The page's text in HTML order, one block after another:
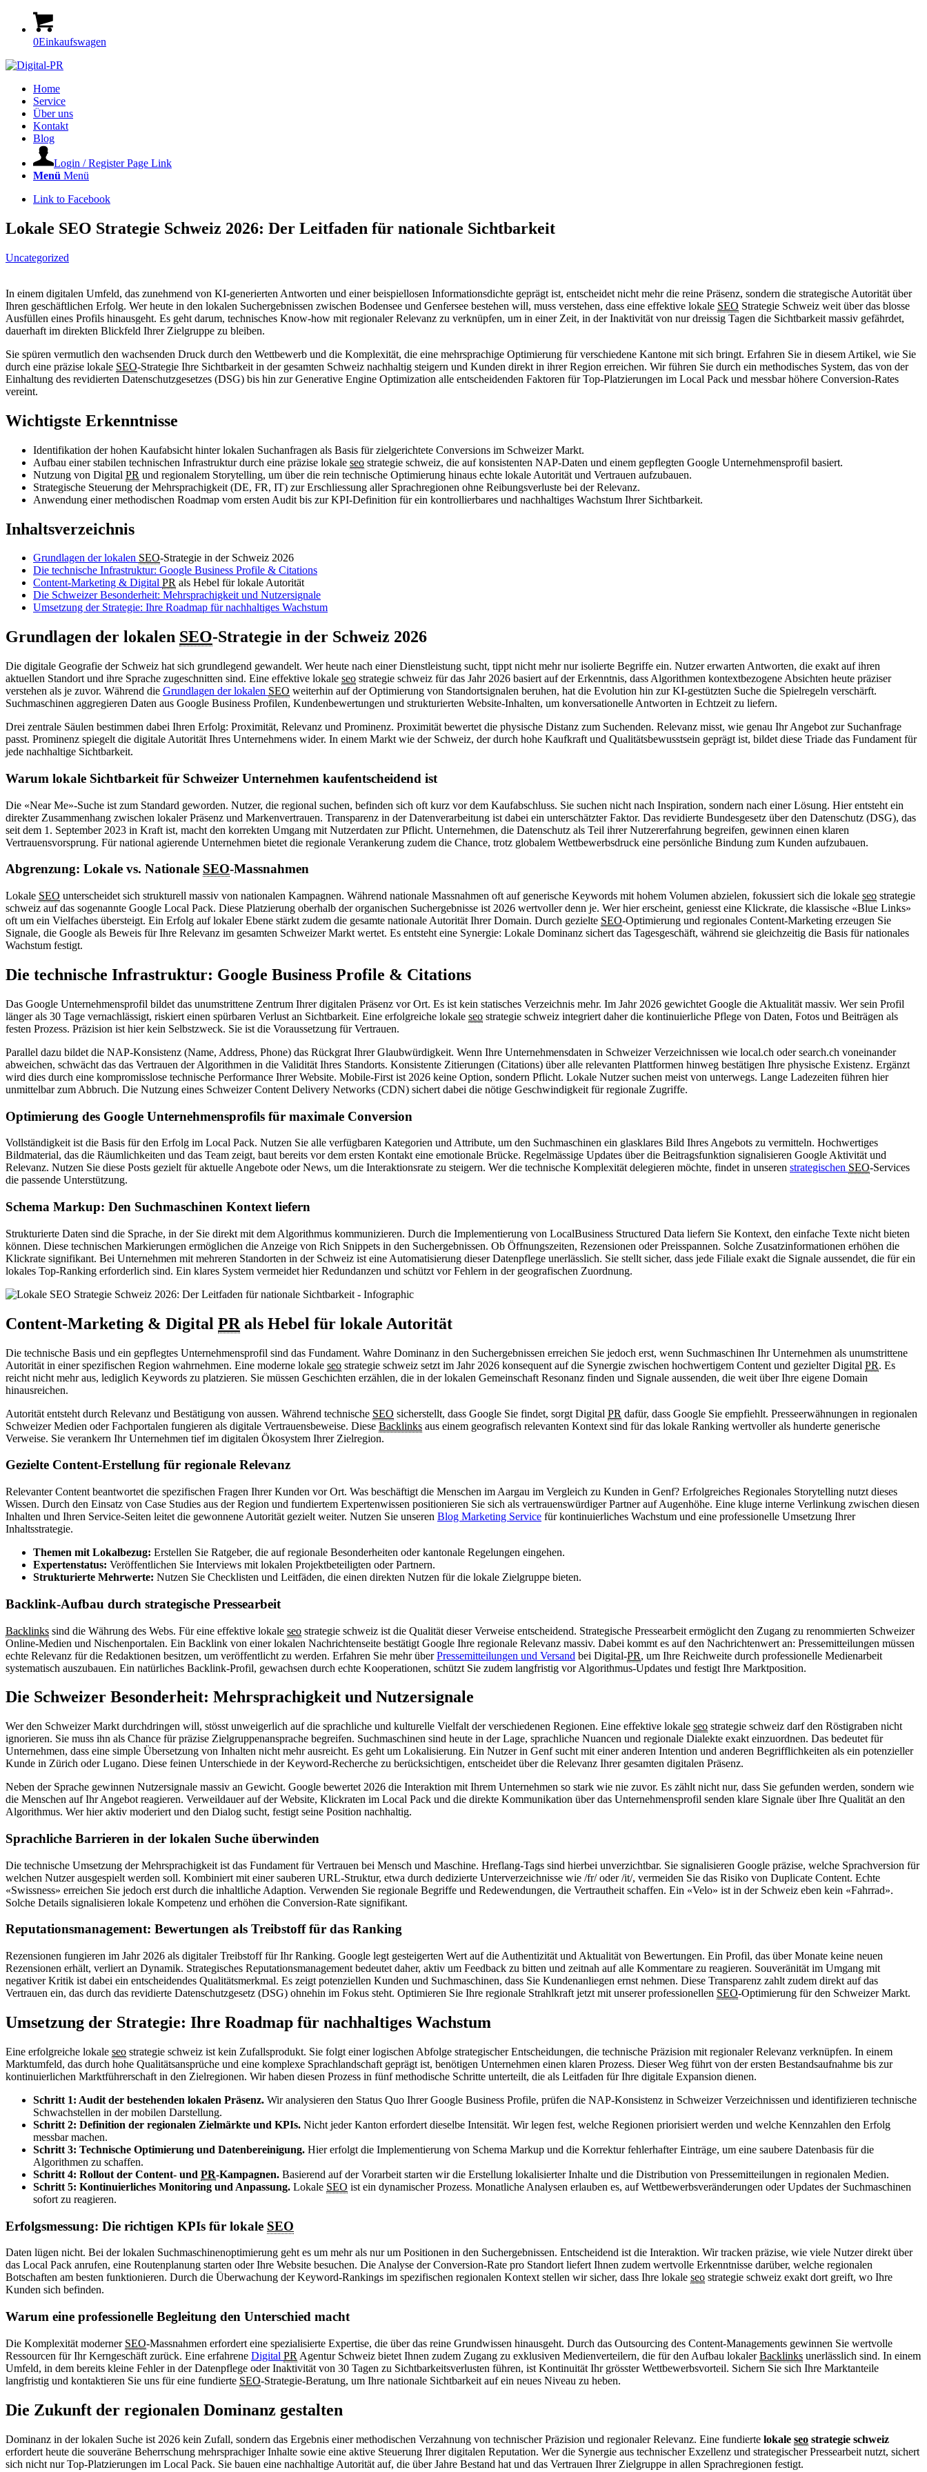
0Einkaufswagen
Home
Service
Über uns
Kontakt
Blog
Login / Register Page Link
Menü Menü
Link to Facebook
Lokale SEO Strategie Schweiz 2026: Der Leitfaden für nationale Sichtbarkeit
Uncategorized
In einem digitalen Umfeld, das zunehmend von KI-generierten Antworten und einer beispiellosen Informationsdichte geprägt ist, entscheidet nicht mehr die reine Präsenz, sondern die strategische Autorität über
Ihren geschäftlichen Erfolg. Wer heute in den lokalen Suchergebnissen zwischen Bodensee und Genfersee bestehen will, muss verstehen, dass eine effektive lokale SEO Strategie Schweiz weit über das blosse
Ausfüllen eines Profils hinausgeht. Es geht darum, technisches Know-how mit regionaler Relevanz zu verknüpfen, um in einer Zeit, in der Inaktivität von nur dreissig Tagen die Sichtbarkeit massiv gefährdet,
dauerhaft im direkten Blickfeld Ihrer Zielgruppe zu bleiben.
Sie spüren vermutlich den wachsenden Druck durch den Wettbewerb und die Komplexität, die eine mehrsprachige Optimierung für verschiedene Kantone mit sich bringt. Erfahren Sie in diesem Artikel, wie Sie
durch eine präzise lokale SEO-Strategie Ihre Sichtbarkeit in der gesamten Schweiz nachhaltig steigern und Kunden direkt in ihrer Region erreichen. Wir führen Sie durch ein methodisches System, das von der
Einhaltung des revidierten Datenschutzgesetzes (DSG) bis hin zur Generative Engine Optimization alle entscheidenden Faktoren für Top-Platzierungen im Local Pack und messbar höhere Conversion-Rates
vereint.
Wichtigste Erkenntnisse
Identifikation der hohen Kaufabsicht hinter lokalen Suchanfragen als Basis für zielgerichtete Conversions im Schweizer Markt.
Aufbau einer stabilen technischen Infrastruktur durch eine präzise lokale seo strategie schweiz, die auf konsistenten NAP-Daten und einem gepflegten Google Unternehmensprofil basiert.
Nutzung von Digital PR und regionalem Storytelling, um über die rein technische Optimierung hinaus echte lokale Autorität und Vertrauen aufzubauen.
Strategische Steuerung der Mehrsprachigkeit (DE, FR, IT) zur Erschliessung aller Sprachregionen ohne Reibungsverluste bei der Relevanz.
Anwendung einer methodischen Roadmap vom ersten Audit bis zur KPI-Definition für ein kontrollierbares und nachhaltiges Wachstum Ihrer Sichtbarkeit.
Inhaltsverzeichnis
Grundlagen der lokalen SEO-Strategie in der Schweiz 2026
Die technische Infrastruktur: Google Business Profile & Citations
Content-Marketing & Digital PR als Hebel für lokale Autorität
Die Schweizer Besonderheit: Mehrsprachigkeit und Nutzersignale
Umsetzung der Strategie: Ihre Roadmap für nachhaltiges Wachstum
Grundlagen der lokalen SEO-Strategie in der Schweiz 2026
Die digitale Geografie der Schweiz hat sich grundlegend gewandelt. Wer heute nach einer Dienstleistung sucht, tippt nicht mehr nur isolierte Begriffe ein. Nutzer erwarten Antworten, die exakt auf ihren
aktuellen Standort und ihre Sprache zugeschnitten sind. Eine effektive lokale seo strategie schweiz für das Jahr 2026 basiert auf der Erkenntnis, dass Algorithmen kontextbezogene Absichten heute präziser
verstehen als je zuvor. Während die Grundlagen der lokalen SEO weiterhin auf der Optimierung von Standortsignalen beruhen, hat die Evolution hin zur KI-gestützten Suche die Spielregeln verschärft.
Suchmaschinen aggregieren Daten aus Google Business Profilen, Kundenbewertungen und strukturierten Website-Inhalten, um konversationelle Antworten in Echtzeit zu liefern.
Drei zentrale Säulen bestimmen dabei Ihren Erfolg: Proximität, Relevanz und Prominenz. Proximität bewertet die physische Distanz zum Suchenden. Relevanz misst, wie genau Ihr Angebot zur Suchanfrage
passt. Prominenz spiegelt die digitale Autorität Ihres Unternehmens wider. In einem Markt wie der Schweiz, der durch hohe Kaufkraft und Qualitätsbewusstsein geprägt ist, bildet diese Triade das Fundament für
jede nachhaltige Sichtbarkeit.
Warum lokale Sichtbarkeit für Schweizer Unternehmen kaufentscheidend ist
Die «Near Me»-Suche ist zum Standard geworden. Nutzer, die regional suchen, befinden sich oft kurz vor dem Kaufabschluss. Sie suchen nicht nach Inspiration, sondern nach einer Lösung. Hier entsteht ein
direkter Zusammenhang zwischen lokaler Präsenz und Markenvertrauen. Transparenz in der Datenverarbeitung ist dabei ein unterschätzter Faktor. Das revidierte Bundesgesetz über den Datenschutz (DSG), das
seit dem 1. September 2023 in Kraft ist, macht den korrekten Umgang mit Nutzerdaten zur Pflicht. Unternehmen, die Datenschutz als Teil ihrer Nutzererfahrung begreifen, gewinnen einen klaren
Vertrauensvorsprung. Für national agierende Unternehmen bietet die regionale Verankerung zudem die Chance, trotz globalem Wettbewerbsdruck eine persönliche Bindung zum Kunden aufzubauen.
Abgrenzung: Lokale vs. Nationale SEO-Massnahmen
Lokale SEO unterscheidet sich strukturell massiv von nationalen Kampagnen. Während nationale Massnahmen oft auf generische Keywords mit hohem Volumen abzielen, fokussiert sich die lokale seo strategie
schweiz auf das sogenannte Google Local Pack. Diese Platzierung oberhalb der organischen Suchergebnisse ist 2026 wertvoller denn je. Wer hier erscheint, geniesst eine Klickrate, die klassische «Blue Links»
oft um ein Vielfaches übersteigt. Ein Erfolg auf lokaler Ebene stärkt zudem die gesamte nationale Autorität Ihrer Domain. Durch gezielte SEO-Optimierung und regionales Content-Marketing erzeugen Sie
Signale, die Google als Beweis für Ihre Relevanz im gesamten Schweizer Markt wertet. Es entsteht eine Synergie: Lokale Dominanz sichert das Tagesgeschäft, während sie gleichzeitig die Basis für nationales
Wachstum festigt.
Die technische Infrastruktur: Google Business Profile & Citations
Das Google Unternehmensprofil bildet das unumstrittene Zentrum Ihrer digitalen Präsenz vor Ort. Es ist kein statisches Verzeichnis mehr. Im Jahr 2026 gewichtet Google die Aktualität massiv. Wer sein Profil
länger als 30 Tage vernachlässigt, riskiert einen spürbaren Verlust an Sichtbarkeit. Eine erfolgreiche lokale seo strategie schweiz integriert daher die kontinuierliche Pflege von Daten, Fotos und Beiträgen als
festen Prozess. Präzision ist hier kein Selbstzweck. Sie ist die Voraussetzung für Vertrauen.
Parallel dazu bildet die NAP-Konsistenz (Name, Address, Phone) das Rückgrat Ihrer Glaubwürdigkeit. Wenn Ihre Unternehmensdaten in Schweizer Verzeichnissen wie local.ch oder search.ch voneinander
abweichen, schwächt das das Vertrauen der Algorithmen in die Validität Ihres Standorts. Konsistente Zitierungen (Citations) über alle relevanten Plattformen hinweg bestätigen Ihre physische Existenz. Ergänzt
wird dies durch eine kompromisslose technische Performance Ihrer Website. Mobile-First ist 2026 keine Option, sondern Pflicht. Lokale Nutzer suchen meist von unterwegs. Lange Ladezeiten führen hier
unmittelbar zum Abbruch. Die Nutzung eines Schweizer Content Delivery Networks (CDN) sichert dabei die nötige Geschwindigkeit für regionale Zugriffe.
Optimierung des Google Unternehmensprofils für maximale Conversion
Vollständigkeit ist die Basis für den Erfolg im Local Pack. Nutzen Sie alle verfügbaren Kategorien und Attribute, um den Suchmaschinen ein glasklares Bild Ihres Angebots zu vermitteln. Hochwertiges
Bildmaterial, das die Räumlichkeiten und das Team zeigt, baut bereits vor dem ersten Kontakt eine emotionale Brücke. Regelmässige Updates über die Beitragsfunktion signalisieren Google Aktivität und
Relevanz. Nutzen Sie diese Posts gezielt für aktuelle Angebote oder News, um die Interaktionsrate zu steigern. Wer die technische Komplexität delegieren möchte, findet in unseren strategischen SEO-Services
die passende Unterstützung.
Schema Markup: Den Suchmaschinen Kontext liefern
Strukturierte Daten sind die Sprache, in der Sie direkt mit dem Algorithmus kommunizieren. Durch die Implementierung von LocalBusiness Structured Data liefern Sie Kontext, den einfache Texte nicht bieten
können. Diese technischen Markierungen ermöglichen die Anzeige von Rich Snippets in den Suchergebnissen. Ob Öffnungszeiten, Rezensionen oder Preisspannen. Solche Zusatzinformationen erhöhen die
Klickrate signifikant. Bei Unternehmen mit mehreren Standorten in der Schweiz ist eine Automatisierung dieser Datenpflege unerlässlich. Sie stellt sicher, dass jede Filiale exakt die Signale aussendet, die für ein
lokales Top-Ranking erforderlich sind. Ein klares System vermeidet hier Redundanzen und schützt vor Fehlern in der geografischen Zuordnung.
Content-Marketing & Digital PR als Hebel für lokale Autorität
Die technische Basis und ein gepflegtes Unternehmensprofil sind das Fundament. Wahre Dominanz in den Suchergebnissen erreichen Sie jedoch erst, wenn Suchmaschinen Ihr Unternehmen als unumstrittene
Autorität in einer spezifischen Region wahrnehmen. Eine moderne lokale seo strategie schweiz setzt im Jahr 2026 konsequent auf die Synergie zwischen hochwertigem Content und gezielter Digital PR. Es
reicht nicht mehr aus, lediglich Keywords zu platzieren. Sie müssen Geschichten erzählen, die in der lokalen Gemeinschaft Resonanz finden und Signale aussenden, die weit über Ihre eigene Domain
hinausreichen.
Autorität entsteht durch Relevanz und Bestätigung von aussen. Während technische SEO sicherstellt, dass Google Sie findet, sorgt Digital PR dafür, dass Google Sie empfiehlt. Presseerwähnungen in regionalen
Schweizer Medien oder Fachportalen fungieren als digitale Vertrauensbeweise. Diese Backlinks aus einem geografisch relevanten Kontext sind für das lokale Ranking wertvoller als hunderte generische
Verweise. Sie verankern Ihr Unternehmen tief im digitalen Ökosystem Ihrer Zielregion.
Gezielte Content-Erstellung für regionale Relevanz
Relevanter Content beantwortet die spezifischen Fragen Ihrer Kunden vor Ort. Was beschäftigt die Menschen im Aargau im Vergleich zu Kunden in Genf? Erfolgreiches Regionales Storytelling nutzt dieses
Wissen. Durch den Einsatz von Case Studies aus der Region und fundiertem Expertenwissen positionieren Sie sich als vertrauenswürdiger Partner auf Augenhöhe. Eine kluge interne Verlinkung zwischen diesen
Inhalten und Ihren Service-Seiten leitet die gewonnene Autorität gezielt weiter. Nutzen Sie unseren Blog Marketing Service für kontinuierliches Wachstum und eine professionelle Umsetzung Ihrer
Inhaltsstrategie.
Themen mit Lokalbezug: Erstellen Sie Ratgeber, die auf regionale Besonderheiten oder kantonale Regelungen eingehen.
Expertenstatus: Veröffentlichen Sie Interviews mit lokalen Projektbeteiligten oder Partnern.
Strukturierte Mehrwerte: Nutzen Sie Checklisten und Leitfäden, die einen direkten Nutzen für die lokale Zielgruppe bieten.
Backlink-Aufbau durch strategische Pressearbeit
Backlinks sind die Währung des Webs. Für eine effektive lokale seo strategie schweiz ist die Qualität dieser Verweise entscheidend. Strategische Pressearbeit ermöglicht den Zugang zu renommierten Schweizer
Online-Medien und Nischenportalen. Ein Backlink von einer lokalen Nachrichtenseite bestätigt Google Ihre regionale Relevanz massiv. Dabei kommt es auf den Nachrichtenwert an: Pressemitteilungen müssen
echte Relevanz für die Redaktionen besitzen, um veröffentlicht zu werden. Erfahren Sie mehr überPressemitteilungen und Versand bei Digital-PR, um Ihre Reichweite durch professionelle Medienarbeit
systematisch auszubauen. Ein natürliches Backlink-Profil, gewachsen durch echte Kooperationen, schützt Sie zudem langfristig vor Algorithmus-Updates und festigt Ihre Marktposition.
Die Schweizer Besonderheit: Mehrsprachigkeit und Nutzersignale
Wer den Schweizer Markt durchdringen will, stösst unweigerlich auf die sprachliche und kulturelle Vielfalt der verschiedenen Regionen. Eine effektive lokale seo strategie schweiz darf den Röstigraben nicht
ignorieren. Sie muss ihn als Chance für präzise Zielgruppenansprache begreifen. Suchmaschinen sind heute in der Lage, sprachliche Nuancen und regionale Dialekte exakt einzuordnen. Das bedeutet für
Unternehmen, dass eine simple Übersetzung von Inhalten nicht mehr ausreicht. Es geht um Lokalisierung. Ein Nutzer in Genf sucht mit einer anderen Intention und anderen Begrifflichkeiten als ein potenzieller
Kunde in Zürich oder Lugano. Diese feinen Unterschiede in der Keyword-Recherche zu berücksichtigen, entscheidet über die Relevanz Ihrer gesamten digitalen Präsenz.
Neben der Sprache gewinnen Nutzersignale massiv an Gewicht. Google bewertet 2026 die Interaktion mit Ihrem Unternehmen so stark wie nie zuvor. Es zählt nicht nur, dass Sie gefunden werden, sondern wie
die Menschen auf Ihr Angebot reagieren. Verweildauer auf der Website, Klickraten im Local Pack und die direkte Kommunikation über das Unternehmensprofil senden klare Signale über Ihre Qualität an den
Algorithmus. Wer hier aktiv moderiert und den Dialog sucht, festigt seine Position nachhaltig.
Sprachliche Barrieren in der lokalen Suche überwinden
Die technische Umsetzung der Mehrsprachigkeit ist das Fundament für Vertrauen bei Mensch und Maschine. Hreflang-Tags sind hierbei unverzichtbar. Sie signalisieren Google präzise, welche Sprachversion für
welchen Nutzer ausgespielt werden soll. Kombiniert mit einer sauberen URL-Struktur, etwa durch dedizierte Unterverzeichnisse wie /fr/ oder /it/, vermeiden Sie das Risiko von Duplicate Content. Echte
«Swissness» erreichen Sie jedoch erst durch die inhaltliche Adaption. Verwenden Sie regionale Begriffe und Redewendungen, die Vertrautheit schaffen. Ein «Velo» ist in der Schweiz eben kein «Fahrrad».
Solche Details signalisieren lokale Kompetenz und erhöhen die Conversion-Rate signifikant.
Reputationsmanagement: Bewertungen als Treibstoff für das Ranking
Rezensionen fungieren im Jahr 2026 als digitaler Treibstoff für Ihr Ranking. Google legt gesteigerten Wert auf die Authentizität und Aktualität von Bewertungen. Ein Profil, das über Monate keine neuen
Rezensionen erhält, verliert an Dynamik. Strategisches Reputationsmanagement bedeutet daher, aktiv um Feedback zu bitten und zeitnah auf alle Kommentare zu reagieren. Souveränität im Umgang mit
negativer Kritik ist dabei ein entscheidendes Qualitätsmerkmal. Es zeigt potenziellen Kunden und Suchmaschinen, dass Sie Kundenanliegen ernst nehmen. Diese Transparenz zahlt zudem direkt auf das
Vertrauen ein, das durch das revidierte Datenschutzgesetz (DSG) ohnehin im Fokus steht. Optimieren Sie Ihre regionale Strahlkraft jetzt mit unserer professionellen SEO-Optimierung für den Schweizer Markt.
Umsetzung der Strategie: Ihre Roadmap für nachhaltiges Wachstum
Eine erfolgreiche lokale seo strategie schweiz ist kein Zufallsprodukt. Sie folgt einer logischen Abfolge strategischer Entscheidungen, die technische Präzision mit regionaler Relevanz verknüpfen. In einem
Marktumfeld, das durch hohe Qualitätsansprüche und eine komplexe Sprachlandschaft geprägt ist, benötigen Unternehmen einen klaren Prozess. Dieser Weg führt von der ersten Bestandsaufnahme bis zur
kontinuierlichen Marktführerschaft in den Zielregionen. Wir haben diesen Prozess in fünf methodische Schritte unterteilt, die als Leitfaden für Ihre digitale Expansion dienen.
Schritt 1: Audit der bestehenden lokalen Präsenz. Wir analysieren den Status Quo Ihrer Google Business Profile, prüfen die NAP-Konsistenz in Schweizer Verzeichnissen und identifizieren technische
Schwachstellen in der mobilen Darstellung.
Schritt 2: Definition der regionalen Zielmärkte und KPIs. Nicht jeder Kanton erfordert dieselbe Intensität. Wir legen fest, welche Regionen priorisiert werden und welche Kennzahlen den Erfolg
messbar machen.
Schritt 3: Technische Optimierung und Datenbereinigung. Hier erfolgt die Implementierung von Schema Markup und die Korrektur fehlerhafter Einträge, um eine saubere Datenbasis für die
Algorithmen zu schaffen.
Schritt 4: Rollout der Content- und PR-Kampagnen. Basierend auf der Vorarbeit starten wir die Erstellung lokalisierter Inhalte und die Distribution von Pressemitteilungen in regionalen Medien.
Schritt 5: Kontinuierliches Monitoring und Anpassung. Lokale SEO ist ein dynamischer Prozess. Monatliche Analysen erlauben es, auf Wettbewerbsveränderungen oder Updates der Suchmaschinen
sofort zu reagieren.
Erfolgsmessung: Die richtigen KPIs für lokale SEO
Daten lügen nicht. Bei der lokalen Suchmaschinenoptimierung geht es um mehr als nur um Positionen in den Suchergebnissen. Entscheidend ist die Interaktion. Wir tracken präzise, wie viele Nutzer direkt über
das Local Pack anrufen, eine Routenplanung starten oder Ihre Website besuchen. Die Analyse der Conversion-Rate pro Standort liefert Ihnen zudem wertvolle Erkenntnisse darüber, welche regionalen
Botschaften am besten funktionieren. Durch die Überwachung der Keyword-Rankings im spezifischen regionalen Kontext stellen wir sicher, dass Ihre lokale seo strategie schweiz exakt dort greift, wo Ihre
Kunden sich befinden.
Warum eine professionelle Begleitung den Unterschied macht
Die Komplexität moderner SEO-Massnahmen erfordert eine spezialisierte Expertise, die über das reine Grundwissen hinausgeht. Durch das Outsourcing des Content-Managements gewinnen Sie wertvolle
Ressourcen für Ihr Kerngeschäft zurück. Eine erfahrene Digital PR Agentur Schweiz bietet Ihnen zudem Zugang zu exklusiven Medienverteilern, die für den Aufbau lokalerBacklinks unerlässlich sind. In einem
Umfeld, in dem bereits kleine Fehler in der Datenpflege oder Inaktivität von 30 Tagen zu Sichtbarkeitsverlusten führen, ist Kontinuität Ihr grösster Wettbewerbsvorteil. Sichern Sie sich Ihre Marktanteile
langfristig und kontaktieren Sie uns für eine fundierte SEO-Strategie-Beratung, um Ihre nationale Sichtbarkeit auf ein neues Niveau zu heben.
Die Zukunft der regionalen Dominanz gestalten
Dominanz in der lokalen Suche ist 2026 kein Zufall, sondern das Ergebnis einer methodischen Verzahnung von technischer Präzision und regionaler Relevanz. Eine fundierte lokale seo strategie schweiz
erfordert heute die souveräne Beherrschung mehrsprachiger Inhalte sowie eine aktive Steuerung Ihrer digitalen Reputation. Wer die Synergie aus technischer Exzellenz und strategischer Pressearbeit nutzt, sichert
sich nicht nur Top-Platzierungen im Local Pack. Sie bauen eine nachhaltige Autorität auf, die über Jahre Bestand hat und das Vertrauen Ihrer Zielgruppe in allen Sprachregionen festigt.